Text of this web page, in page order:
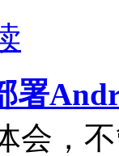
署
会，